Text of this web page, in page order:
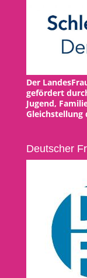
Der
gefördert
Jugend,
Gleichstellung
Deutscher